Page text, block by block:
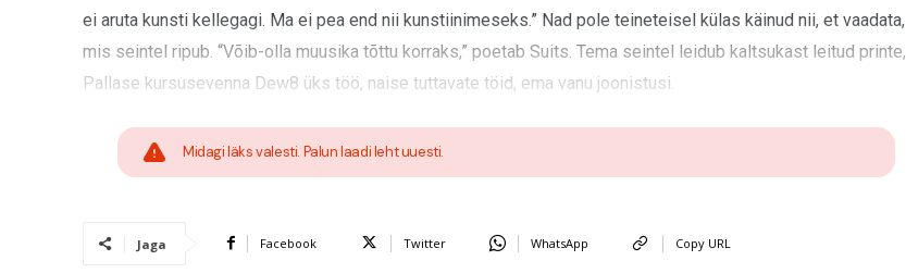
ei aruta kunsti kellegagi. Ma ei pea end nii kunstiinimeseks.” Nad pole teineteisel külas käinud nii, et vaadata,
mis seintel ripub. “Võib-olla muusika tõttu korraks,” poetab Suits. Tema seintel leidub kaltsukast leitud printe,
Pallase kursusevenna Dew8 üks töö, naise tuttavate töid, ema vanu joonistusi.
Midagi läks valesti. Palun laadi leht uuesti.
Jaga Facebook Twitter WhatsApp Copy URL